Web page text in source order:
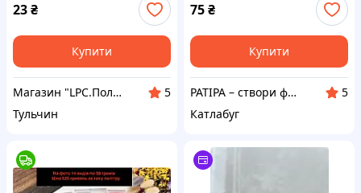
23₴
Купити
Магазин "LPC.Поліграфія"
5
Тульчин
75₴
Купити
PATIPA – створи фотозону своїми руками!
5
Катлабуг